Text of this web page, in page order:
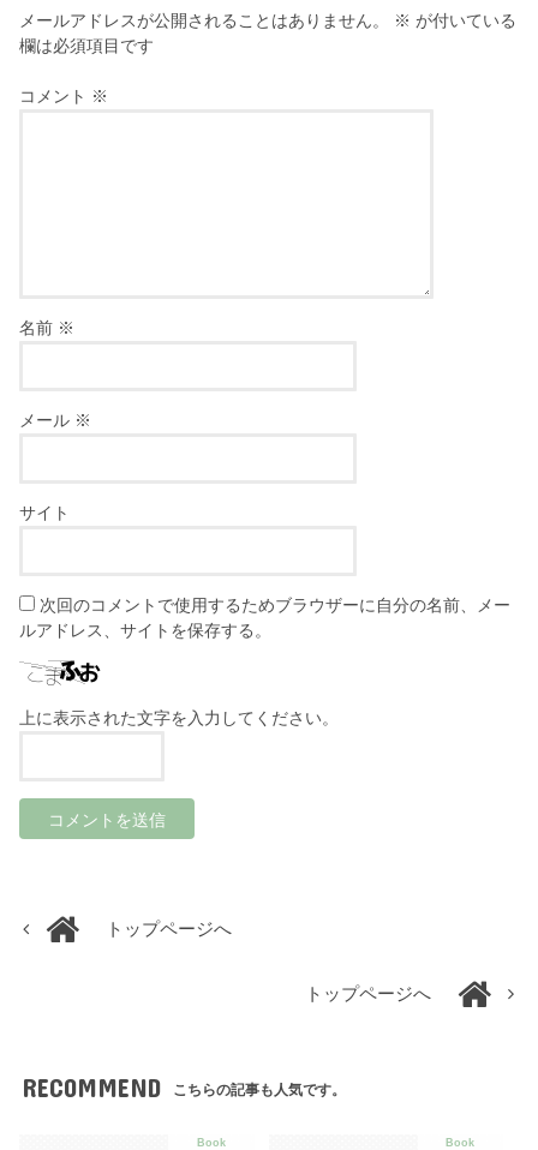
メールアドレスが公開されることはありません。 ※ が付いている
欄は必須項目です
コメント ※
名前 ※
メール ※
サイト
次回のコメントで使用するためブラウザーに自分の名前、メー
ルアドレス、サイトを保存する。
上に表示された文字を入力してください。
トップページへ
トップページへ
RECOMMEND こちらの記事も人気です。
Book Book